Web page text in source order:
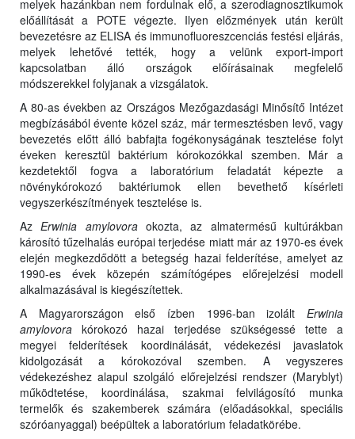
melyek hazánkban nem fordulnak elő, a szerodiagnosztikumok
előállítását a POTE végezte. Ilyen előzmények után került
bevezetésre az ELISA és immunofluoreszcenciás festési eljárás,
melyek lehetővé tették, hogy a velünk export-import
kapcsolatban álló országok előírásainak megfelelő
módszerekkel folyjanak a vizsgálatok.
A 80-as években az Országos Mezőgazdasági Minősítő Intézet
megbízásából évente közel száz, már termesztésben levő, vagy
bevezetés előtt álló babfajta fogékonyságának tesztelése folyt
éveken keresztül baktérium kórokozókkal szemben. Már a
kezdetektől fogva a laboratórium feladatát képezte a
növénykórokozó baktériumok ellen bevethető kísérleti
vegyszerkészítmények tesztelése is.
AzErwinia amylovoraokozta, az almatermésű kultúrákban
károsító tűzelhalás európai terjedése miatt már az 1970-es évek
elején megkezdődött a betegség hazai felderítése, amelyet az
1990-es évek közepén számítógépes előrejelzési modell
alkalmazásával is kiegészítettek.
A Magyarországon első ízben 1996-ban izolált Erwinia
amylovora kórokozó hazai terjedése szükségessé tette a
megyei felderítések koordinálását, védekezési javaslatok
kidolgozását a kórokozóval szemben. A vegyszeres
védekezéshez alapul szolgáló előrejelzési rendszer (Maryblyt)
működtetése, koordinálása, szakmai felvilágosító munka
termelők és szakemberek számára (előadásokkal, speciális
szóróanyaggal) beépültek a laboratórium feladatkörébe.